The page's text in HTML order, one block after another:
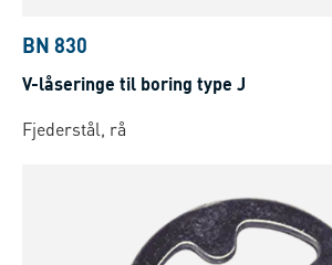
BN 830
V-låseringe til boring type J
Fjederstål, rå